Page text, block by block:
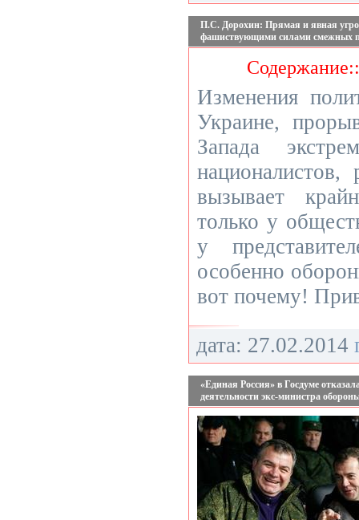
П.С. Дорохин: Прямая и явная
фашиствующими силами смежных
Изменения
Украине,
Запада
националистов,
вызывает
только у
у
особенно
вот почему!
дата: 27.02.2014
«Единая Россия» в Госдуме
деятельности экс-министра